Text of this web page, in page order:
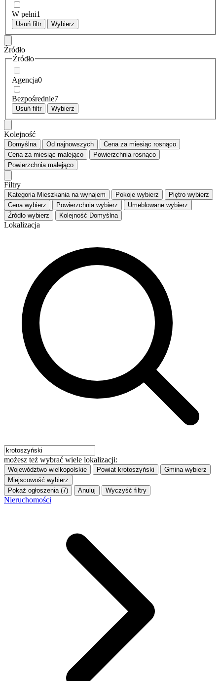
W pełni1
Usuń filtr Wybierz
Źródło
Źródło
Agencja0
Bezpośrednie7
Usuń filtr Wybierz
Kolejność
Domyślna Od najnowszych Cena za miesiąc rosnąco
Cena za miesiąc malejąco Powierzchniarosnąco
Powierzchniamalejąco
Filtry
Kategoria Mieszkania na wynajem Pokoje wybierz Piętro wybierz
Cena wybierz Powierzchnia wybierz Umeblowane wybierz
Źródło wybierz Kolejność Domyślna
Lokalizacja
możesz też wybrać wiele lokalizacji:
Województwo wielkopolskie Powiat krotoszyński Gmina wybierz
Miejscowość wybierz
Pokaż ogłoszenia (7)
Anuluj Wyczyść filtry
Nieruchomości